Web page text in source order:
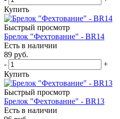
Купить
Быстрый просмотр
Брелок "Фехтование" - BR14
Есть в наличии
89 руб.
-
+
Купить
Быстрый просмотр
Брелок "Фехтование" - BR13
Есть в наличии